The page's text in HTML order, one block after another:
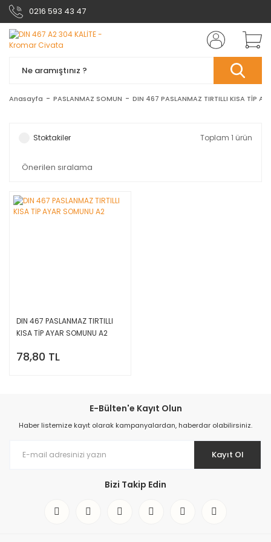
0216 593 43 47
Anasayfa PASLANMAZ SOMUN DIN 467 PASLANMAZ TIRTILLI KISA TİP
Stoktakiler Toplam 1 ürün
DIN 467 PASLANMAZ TIRTILLI
KISA TİP AYAR SOMUNU A2
78,80 TL
E-Bülten'e Kayıt Olun
Haber listemize kayıt olarak kampanyalardan, haberdar olabilirsiniz.
Kayıt Ol
Bizi Takip Edin